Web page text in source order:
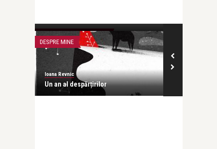
NIMICURI FERMECĂTOARE
DESPRE MINE
Ioana Revnic
Un an al despărțirilor